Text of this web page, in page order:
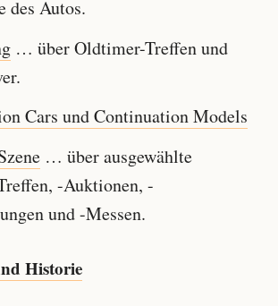
des Autos.
… über Oldtimer-Treffen und
Cars und Continuation Models
… über ausgewählte
-Auktionen, -
und -Messen.
Historie